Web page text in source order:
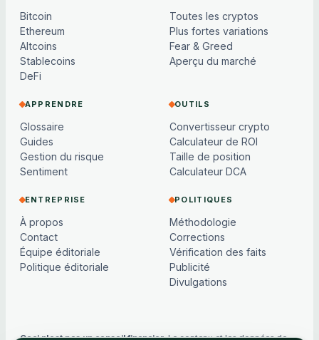
Bitcoin
Ethereum
Altcoins
Stablecoins
DeFi
Toutes les cryptos
Plus fortes variations
Fear & Greed
Aperçu du marché
APPRENDRE
Glossaire
Guides
Gestion du risque
Sentiment
OUTILS
Convertisseur crypto
Calculateur de ROI
Taille de position
Calculateur DCA
ENTREPRISE
À propos
Contact
Équipe éditoriale
Politique éditoriale
POLITIQUES
Méthodologie
Corrections
Vérification des faits
Publicité
Divulgations
Ceci n'est pas un conseil financier.Le contenu et les données de